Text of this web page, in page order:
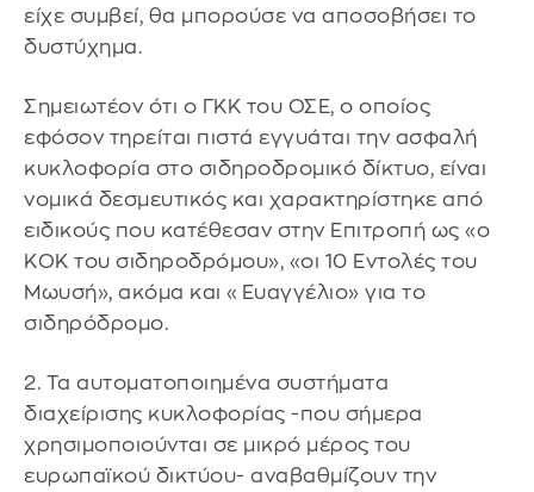
είχε συμβεί, θα μπορούσε να αποσοβήσει το
δυστύχημα.
Σημειωτέον ότι ο ΓΚΚ του ΟΣΕ, ο οποίος
εφόσον τηρείται πιστά εγγυάται την ασφαλή
κυκλοφορία στο σιδηροδρομικό δίκτυο, είναι
νομικά δεσμευτικός και χαρακτηρίστηκε από
ειδικούς που κατέθεσαν στην Επιτροπή ως «ο
ΚΟΚ του σιδηροδρόμου», «οι 10 Εντολές του
Μωυσή», ακόμα και «Ευαγγέλιο» για το
σιδηρόδρομο.
2. Τα αυτοματοποιημένα συστήματα
διαχείρισης κυκλοφορίας -που σήμερα
χρησιμοποιούνται σε μικρό μέρος του
ευρωπαϊκού δικτύου- αναβαθμίζουν την